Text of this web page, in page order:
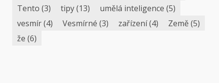
Tento (3) tipy(13) umělá inteligence (5)
vesmír(4) Vesmírné (3) zařízení(4) Země(5)
že (6)